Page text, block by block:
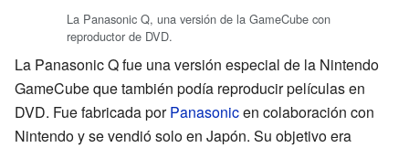
La Panasonic Q, una versión de la GameCube con
reproductor de DVD.
La Panasonic Q fue una versión especial de la Nintendo
GameCube que también podía reproducir películas en
DVD. Fue fabricada porPanasonicen colaboración con
Nintendo y se vendió solo en Japón. Su objetivo era